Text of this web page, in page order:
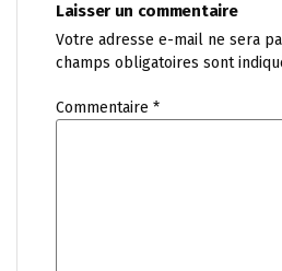
Laisser un commentaire
Votre adresse e-mail ne sera
champs obligatoires sont
Commentaire *